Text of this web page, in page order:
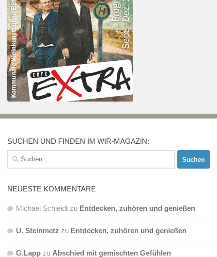
SUCHEN UND FINDEN IM WIR-MAGAZIN:
Suchen
nach:
NEUESTE KOMMENTARE
Michael Schleidt zu Entdecken, zuhören und genießen
U. Steinmetz zu Entdecken, zuhören und genießen
G.Lapp zu Abschied mit gemischten Gefühlen